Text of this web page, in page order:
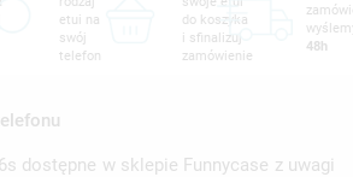
etui na
swój
telefon
do koszyka
i sfinalizuj
zamówienie
48h
dostępne w sklepie Funnycase z uwagi